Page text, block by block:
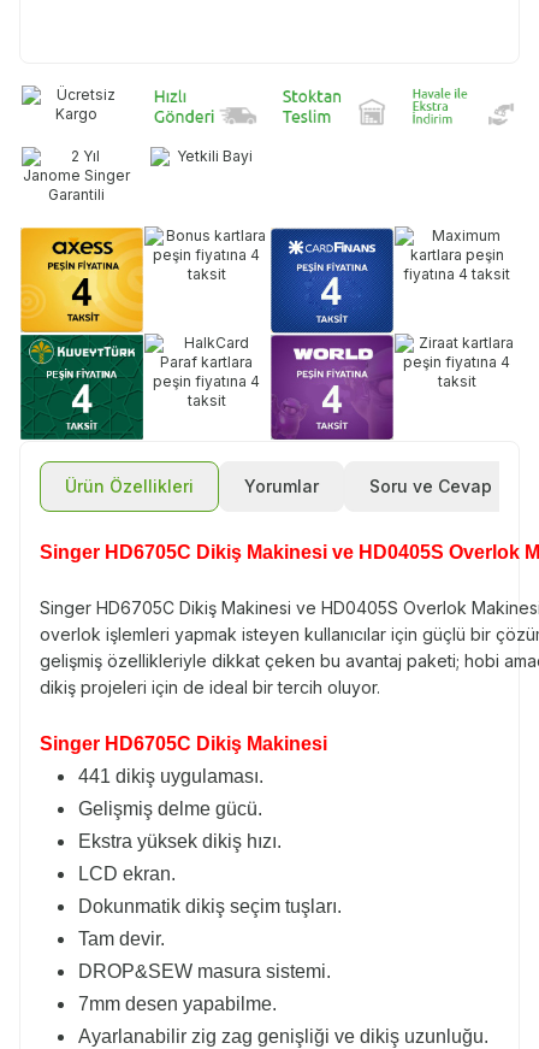
Ürün Özellikleri Yorumlar Soru ve Cevap
Singer HD6705C Dikiş Makinesi ve HD0405S Overlok
Singer HD6705C Dikiş Makinesi ve HD0405S Overlok
overlok işlemleri yapmak isteyen kullanıcılar için güçlü bir
gelişmiş özellikleriyle dikkat çeken bu avantaj paketi; hobi
dikiş projeleri için de ideal bir tercih oluyor.
Singer HD6705C Dikiş Makinesi
441 dikiş uygulaması.
Gelişmiş delme gücü.
Ekstra yüksek dikiş hızı.
LCD ekran.
Dokunmatik dikiş seçim tuşları.
Tam devir.
DROP&SEW masura sistemi.
7mm desen yapabilme.
Ayarlanabilir zig zag genişliği ve dikiş uzunluğu.